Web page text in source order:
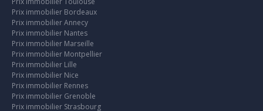
Prix immobilier Bordeaux
Prix immobilier Annecy
Prix immobilier Nantes
Prix immobilier Marseille
Prix immobilier Montpellier
Prix immobilier Lille
Prix immobilier Nice
Prix immobilier Rennes
Prix immobilier Grenoble
Prix immobilier Strasbourg